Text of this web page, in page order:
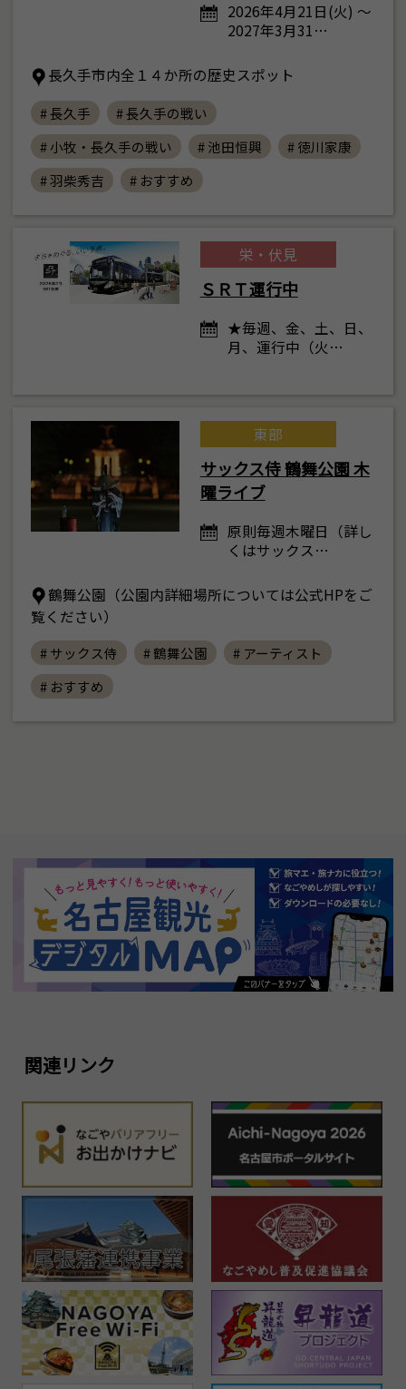
2026年4月21日(火) ～
2027年3月31…
長久手市内全１４か所の歴史スポット
# 長久手
# 長久手の戦い
# 小牧・長久手の戦い
# 池田恒興
# 徳川家康
# 羽柴秀吉
# おすすめ
栄・伏見
ＳＲＴ運行中
★毎週、金、土、日、
月、運行中（火…
東部
サックス侍 鶴舞公園 木
曜ライブ
原則毎週木曜日（詳し
くはサックス…
鶴舞公園（公園内詳細場所については公式HPをご
覧ください）
# サックス侍 # 鶴舞公園
# アーティスト
# おすすめ
関連リンク